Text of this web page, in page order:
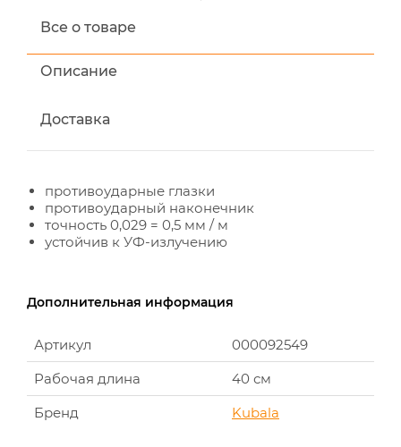
Все о товаре
Описание
Доставка
противоударные глазки
противоударный наконечник
точность 0,029 = 0,5 мм / м
устойчив к УФ-излучению
Дополнительная информация
Артикул
000092549
Рабочая длина
40 см
Бренд
Kubala